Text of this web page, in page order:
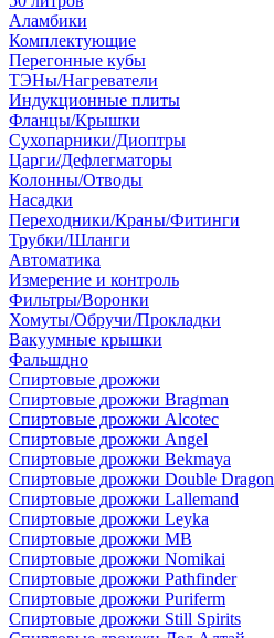
Аламбики
Комплектующие
Перегонные кубы
ТЭНы/Нагреватели
Индукционные плиты
Фланцы/Крышки
Сухопарники/Диоптры
Царги/Дефлегматоры
Колонны/Отводы
Насадки
Переходники/Краны/Фитинги
Трубки/Шланги
Автоматика
Измерение и контроль
Фильтры/Воронки
Хомуты/Обручи/Прокладки
Вакуумные крышки
Фальшдно
Спиртовые дрожжи
Спиртовые дрожжи Bragman
Спиртовые дрожжи Alcotec
Спиртовые дрожжи Angel
Спиртовые дрожжи Bekmaya
Спиртовые дрожжи Double Dragon
Спиртовые дрожжи Lallemand
Спиртовые дрожжи Leyka
Спиртовые дрожжи MB
Спиртовые дрожжи Nomikai
Спиртовые дрожжи Pathfinder
Спиртовые дрожжи Puriferm
Спиртовые дрожжи Still Spirits